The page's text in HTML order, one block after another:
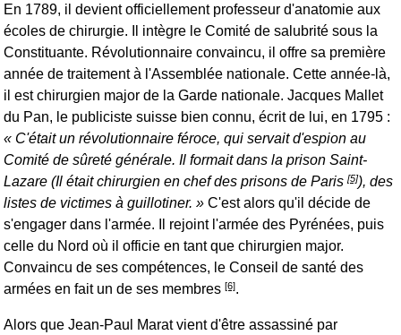
En 1789, il devient officiellement professeur d'anatomie aux
écoles de chirurgie. Il intègre le Comité de salubrité sous la
Constituante. Révolutionnaire convaincu, il offre sa première
année de traitement à l'Assemblée nationale. Cette année-là,
il est chirurgien major de la Garde nationale. Jacques Mallet
du Pan, le publiciste suisse bien connu, écrit de lui, en 1795 :
C'était un révolutionnaire féroce, qui servait d'espion au
Comité de sûreté générale. Il formait dans la prison Saint-
Lazare (Il était chirurgien en chef des prisons de Paris [5]), des
listes de victimes à guillotiner.
C'est alors qu'il décide de
s'engager dans l'armée. Il rejoint l'armée des Pyrénées, puis
celle du Nord où il officie en tant que chirurgien major.
Convaincu de ses compétences, le Conseil de santé des
armées en fait un de ses membres [6].
Alors que Jean-Paul Marat vient d'être assassiné par